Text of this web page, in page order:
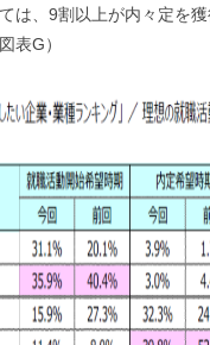
は、9割以上が内々定を
表G）